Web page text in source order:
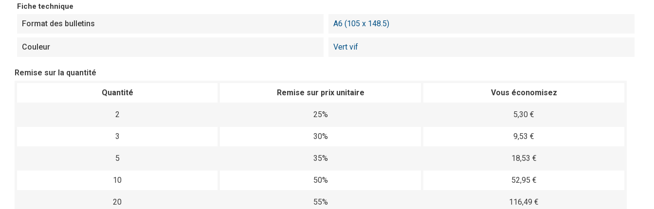
Fiche technique
Format des bulletins A6 (105 x 148.5)
Couleur Vert vif
Remise sur la quantité
Quantité Remise sur prix unitaire Vous économisez
2 25% 5,30 €
3 30% 9,53 €
5 35% 18,53 €
10 50% 52,95 €
20 55% 116,49 €